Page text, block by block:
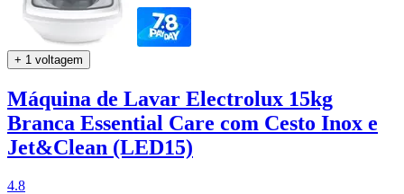
+ 1 voltagem
Máquina de Lavar Electrolux 15kg
Branca Essential Care com Cesto Inox e
Jet&Clean (LED15)
4.8